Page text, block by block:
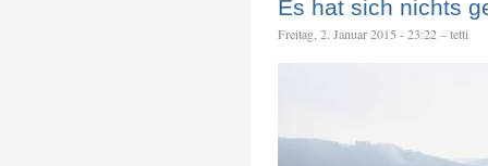
Es hat sich nichts
Freitag, 2. Januar 2015 - 23:22 – tetti